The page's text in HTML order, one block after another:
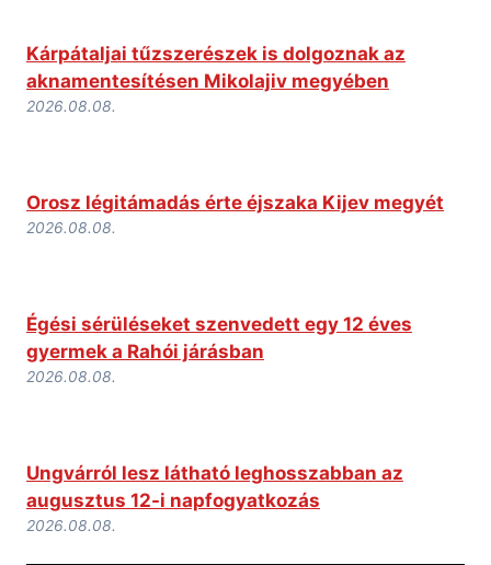
Kárpátaljai tűzszerészek is dolgoznak az
aknamentesítésen Mikolajiv megyében
2026.08.08.
Orosz légitámadás érte éjszaka Kijev megyét
2026.08.08.
Égési sérüléseket szenvedett egy 12 éves
gyermek a Rahói járásban
2026.08.08.
Ungvárról lesz látható leghosszabban az
augusztus 12-i napfogyatkozás
2026.08.08.